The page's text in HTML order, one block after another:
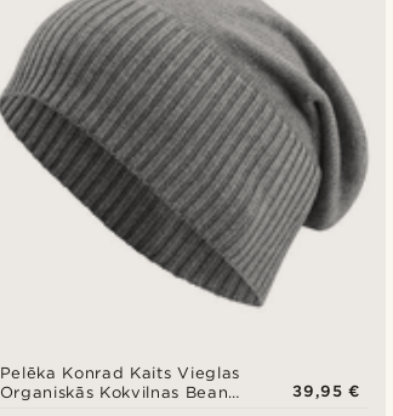
Pelēka Konrad Kaits Vieglas
Organiskās Kokvilnas Beanie
39,95 €